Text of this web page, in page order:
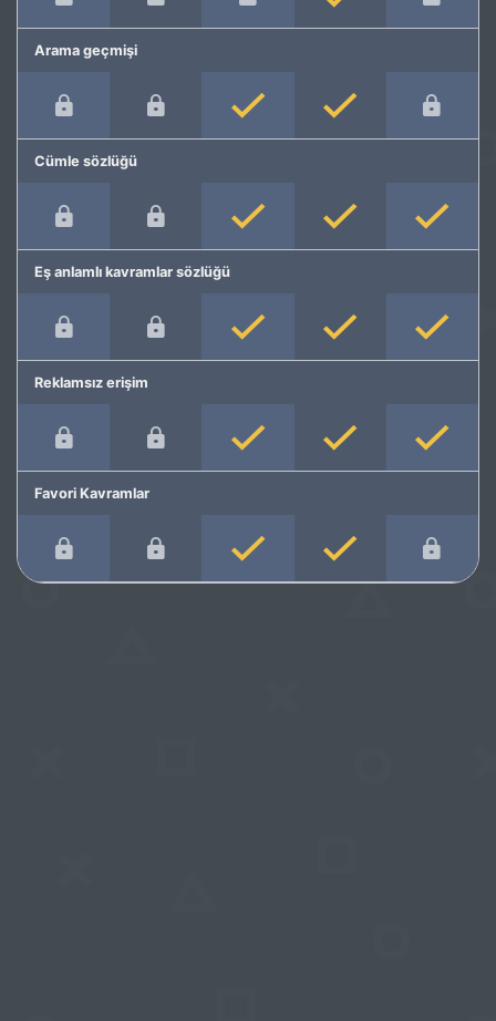
Arama geçmişi
Cümle sözlüğü
Eş anlamlı kavramlar sözlüğü
Reklamsız erişim
Favori Kavramlar